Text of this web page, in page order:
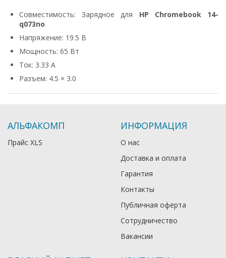
Совместимость: Зарядное для HP Chromebook 14-
q073no
Напряжение: 19.5 В
Мощность: 65 Вт
Ток: 3.33 А
Разъем: 4.5 × 3.0
АЛЬФАКОМП
Прайс XLS
ИНФОРМАЦИЯ
О нас
Доставка и оплата
Гарантия
Контакты
Публичная оферта
Сотрудничество
Вакансии